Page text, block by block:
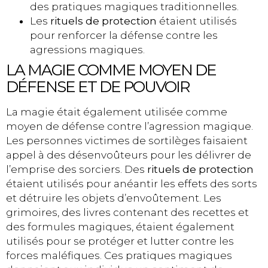
des pratiques magiques traditionnelles.
Les rituels de protection étaient utilisés
pour renforcer la défense contre les
agressions magiques.
LA MAGIE COMME MOYEN DE
DÉFENSE ET DE POUVOIR
La magie était également utilisée comme
moyen de défense contre l’agression magique.
Les personnes victimes de sortilèges faisaient
appel à des désenvoûteurs pour les délivrer de
l’emprise des sorciers. Des rituels de protection
étaient utilisés pour anéantir les effets des sorts
et détruire les objets d’envoûtement. Les
grimoires, des livres contenant des recettes et
des formules magiques, étaient également
utilisés pour se protéger et lutter contre les
forces maléfiques. Ces pratiques magiques